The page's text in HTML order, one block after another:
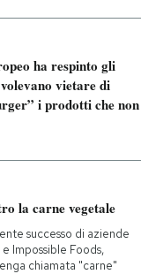
ha respinto gli
vietare di
i prodotti che non
la carne vegetale
successo di aziende
Impossible Foods,
chiamata "carne"